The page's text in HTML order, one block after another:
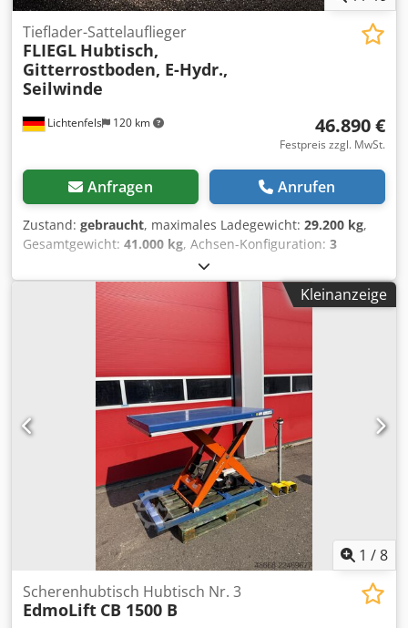
Lichtenfels 120 km
Tieflader-Sattelauflieger
FLIEGL Hubtisch,
Gitterrostboden, E-Hydr.,
Seilwinde
46.890 €
Festpreis zzgl. MwSt.
Anfragen Anrufen
Zustand: gebraucht, maximales Ladegewicht: 29.200 kg,
Gesamtgewicht: 41.000 kg, Achsen-Konfiguration: 3
04/2023
05/2027, Laderaumlänge:13.600 mm, Laderaumbreite:
, Laderaumhöhe: 870 mm , Gesamtbreite:2.550
, Baujahr: 2023
, FLIEGL 3- Achs Semi- Tieflader mit Hubtisch,
Gitterrostboden, Seilwinde und E- Hydraulik Erstzulassung
zu. Gesamt- Gewicht 41.000 Kg Leergewicht nur 11.800 Kg
Sattellast max. 17.000 Kg B- Maß 11.850 mm Bereifung 12-
Fach 235/75 T 17,5 hydraulisch anhebbarer Hubtisch im
Tiefbett Boden komplett aus Gitterrost extralange 2- teilige
Auffahr- Rampen, hydraulisch klapp- und verschiebbar
Heckabstützung E- Seilwinde mit Nylonband und Funk-
Fernbedienung SAF- Achsen mit Trommelbremsen 3.
Achse Nachlauflenkung Haldex Trailer- EBS sehr gepflegter
Zustand Crsdpfx Agozmqm Esxsf MIETEN ist das neue
KAUFEN, bei uns auch in der Full- Service- Miete sofort
verfügbar----
Kleinanzeige
1 /8
Scherenhubtisch Hubtisch Nr. 3
EdmoLift CB 1500 B